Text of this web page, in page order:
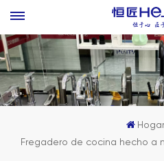
Hogar
Fregadero de cocina hecho a